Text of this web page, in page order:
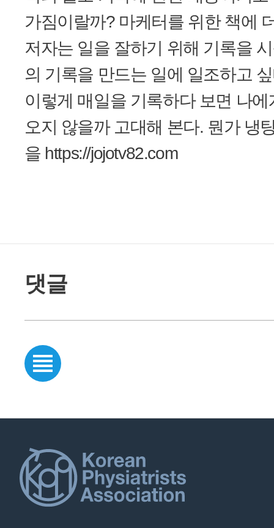
가짐이랄까? 마케터를 위한 책에
저자는 일을 잘하기 위해 기록을
의 기록을 만드는 일에 일조하고
이렇게 매일을 기록하다 보면 나
오지 않을까 고대해 본다. 뭔가 냉
을 https://jojotv82.com
댓글